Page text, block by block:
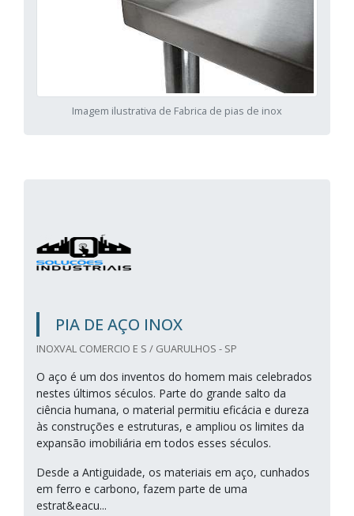
Imagem ilustrativa de Fabrica de pias de inox
PIA DE AÇO INOX
INOXVAL COMERCIO E S / GUARULHOS - SP
O aço é um dos inventos do homem mais celebrados
nestes últimos séculos. Parte do grande salto da
ciência humana, o material permitiu eficácia e dureza
às construções e estruturas, e ampliou os limites da
expansão imobiliária em todos esses séculos.
Desde a Antiguidade, os materiais em aço, cunhados
em ferro e carbono, fazem parte de uma
estrat&eacu...